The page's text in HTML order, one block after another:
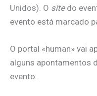
Unidos). O sitedo
evento está marcado
O portal «human» vai
alguns apontamentos
evento.